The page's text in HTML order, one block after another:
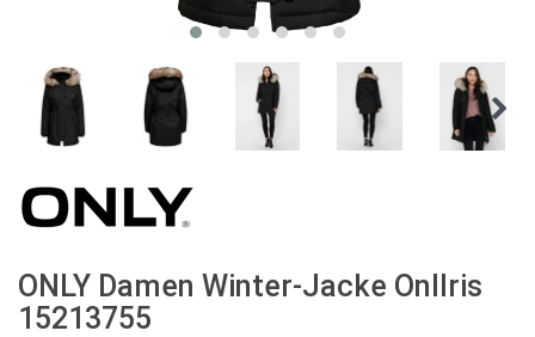
ONLY Damen Winter-Jacke OnlIris
15213755